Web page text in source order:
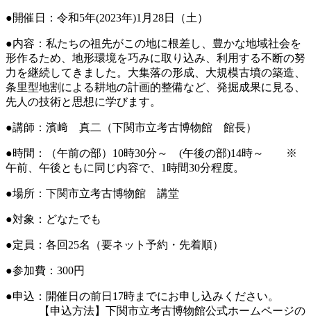
●開催日：令和5年(2023年)1月28日（土）
●内容：私たちの祖先がこの地に根差し、豊かな地域社会を
形作るため、地形環境を巧みに取り込み、利用する不断の努
力を継続してきました。大集落の形成、大規模古墳の築造、
条里型地割による耕地の計画的整備など、発掘成果に見る、
先人の技術と思想に学びます。
●講師：濱﨑 真二（下関市立考古博物館 館長）
●時間：（午前の部）10時30分～ (午後の部)14時～ ※
午前、午後ともに同じ内容で、1時間30分程度。
●場所：下関市立考古博物館 講堂
●対象：どなたでも
●定員：各回25名（要ネット予約・先着順）
●参加費：300円
●申込：開催日の前日17時までにお申し込みください。
【申込方法】下関市立考古博物館公式ホームページの